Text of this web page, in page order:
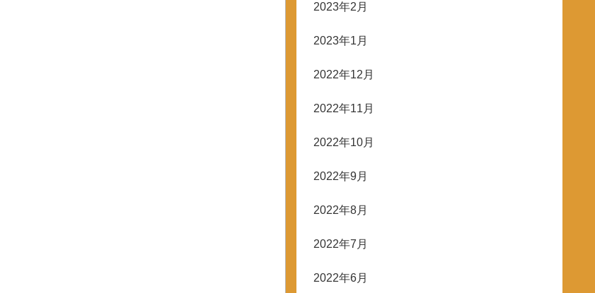
2023年2月
2023年1月
2022年12月
2022年11月
2022年10月
2022年9月
2022年8月
2022年7月
2022年6月